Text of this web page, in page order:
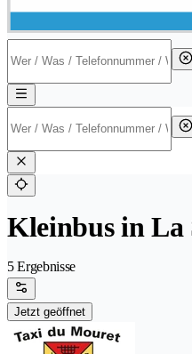
Kleinbus in La
5 Ergebnisse
Jetzt geöffnet